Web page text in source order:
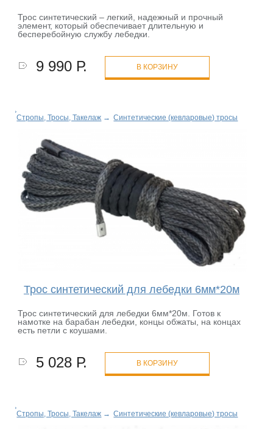
Трос синтетический – легкий, надежный и прочный
элемент, который обеспечивает длительную и
бесперебойную службу лебедки.
9 990 Р. В КОРЗИНУ
Стропы, Тросы, Такелаж → Синтетические (кевларовые) тросы
Трос синтетический для лебедки 6мм*20м
Трос синтетический для лебедки 6мм*20м. Готов к
намотке на барабан лебедки, концы обжаты, на концах
есть петли с коушами.
5 028 Р. В КОРЗИНУ
Стропы, Тросы, Такелаж → Синтетические (кевларовые) тросы